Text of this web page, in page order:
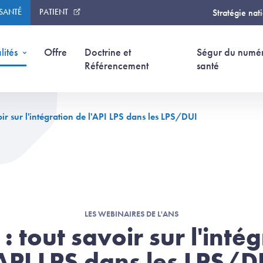
PATIENT Stratégie
Offre
Doctrine et
Référencement
Ségur du
santé
sur l'intégration de l'API LPS dans les LPS/DUI
LES WEBINAIRES DE L'ANS
: tout savoir sur